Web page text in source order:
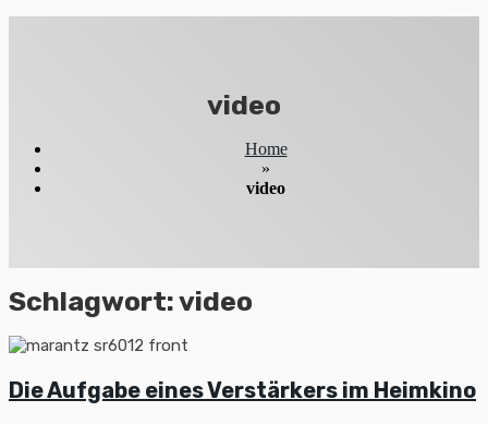
video
Home
»
video
Schlagwort:video
Die Aufgabe eines Verstärkers im Heimkino